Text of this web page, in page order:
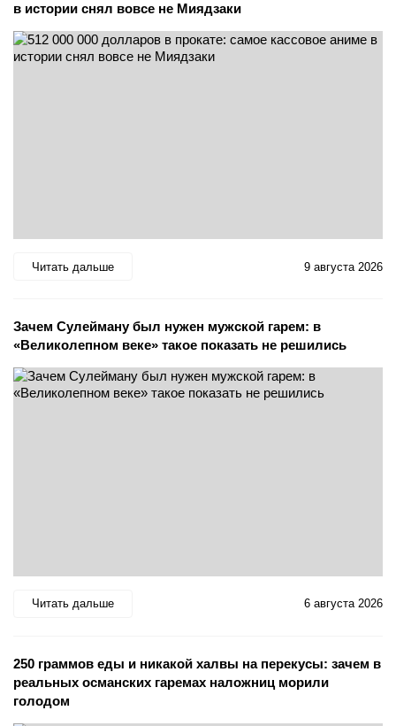
в истории снял вовсе не Миядзаки
Читать дальше 9 августа 2026
Зачем Сулейману был нужен мужской гарем: в
«Великолепном веке» такое показать не решились
Читать дальше 6 августа 2026
250 граммов еды и никакой халвы на перекусы: зачем в
реальных османских гаремах наложниц морили
голодом